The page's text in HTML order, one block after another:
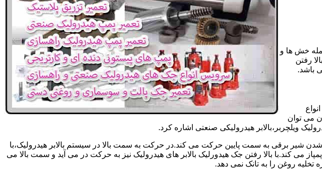
خش ها و
رفتن
باشد.
می توان
ویلچربر،بالابر هیدرولیکی صنعتی اشاره کرد.
شیر برقی به سمت پایین حرکت می کند.در حرکت به سمت بالا در سیستم بالابر هیدرولیک،با
کند.با بالا رفتن جک هیدورلیک بالابر های هیدرولیک نیز به حرکت در می آید و سمت بالا می
روغن را به تانک نمی دهد.